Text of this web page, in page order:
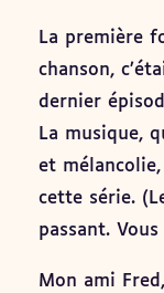
La première
chanson,
dernier
La musique,
et
cette série.
passant.
Mon ami